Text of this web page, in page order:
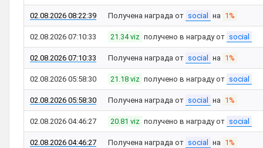
02.08.2026 08:22:39 Получена награда от social на 1%
02.08.2026 07:10:33 21.34 viz получено в награду от social
02.08.2026 07:10:33 Получена награда от social на 1%
02.08.2026 05:58:30 21.18 viz получено в награду от social
02.08.2026 05:58:30 Получена награда от social на 1%
02.08.2026 04:46:27 20.81 viz получено в награду от social
02.08.2026 04:46:27 Получена награда от social на 1%